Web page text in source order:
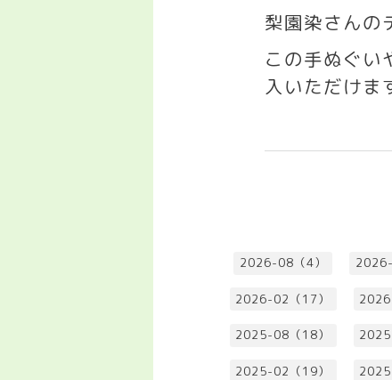
梨園染さんの
この手ぬぐい
入いただけま
2026-08（4）
2026-02（17）
2025-08（18）
2025-02（19）